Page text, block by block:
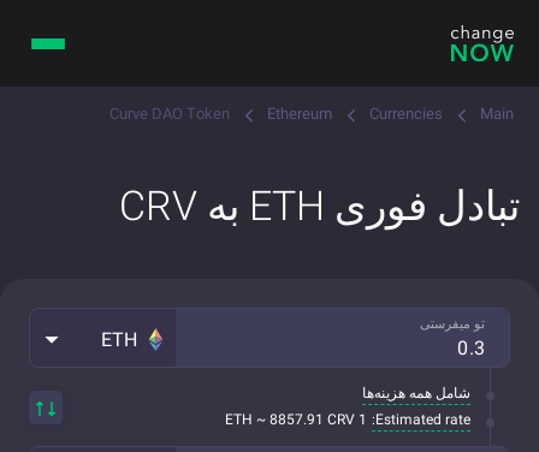
Main
Currencies
Ethereum
Curve DAO Token
تبادل فوری ETH به CRV
تو میفرستی
ETH
شامل همه هزینه‌ها
Estimated rate:
1 ETH ~ 8857.91 CRV